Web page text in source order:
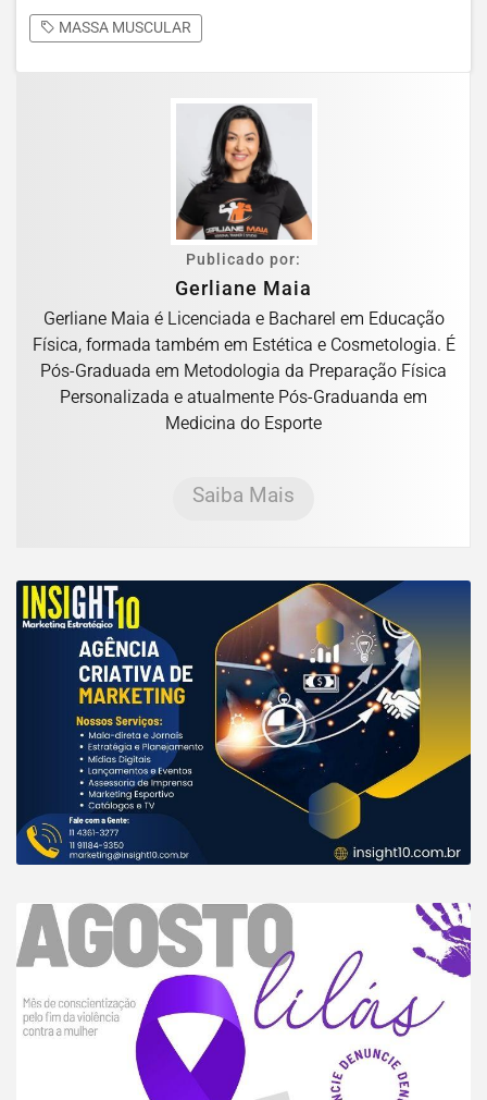
MASSA MUSCULAR
Publicado por:
Gerliane Maia
Gerliane Maia é Licenciada e Bacharel em Educação
Física, formada também em Estética e Cosmetologia. É
Pós-Graduada em Metodologia da Preparação Física
Personalizada e atualmente Pós-Graduanda em
Medicina do Esporte
Saiba Mais